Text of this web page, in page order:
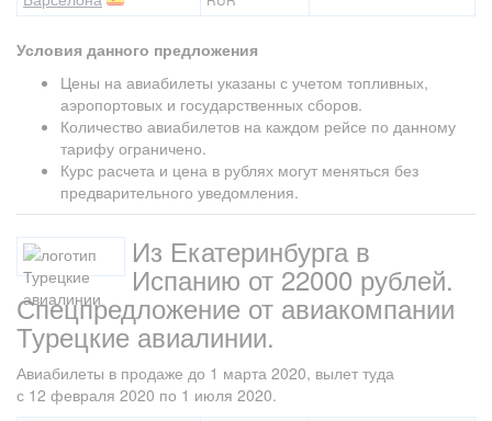
Условия данного предложения
Цены на авиабилеты указаны с учетом топливных,
аэропортовых и государственных сборов.
Количество авиабилетов на каждом рейсе по данному
тарифу ограничено.
Курс расчета и цена в рублях могут меняться без
предварительного уведомления.
Из Екатеринбурга в
Испанию от 22000 рублей.
Спецпредложение от авиакомпании
Турецкие авиалинии.
Авиабилеты в продаже до 1 марта 2020, вылет туда
с 12 февраля 2020 по 1 июля 2020.